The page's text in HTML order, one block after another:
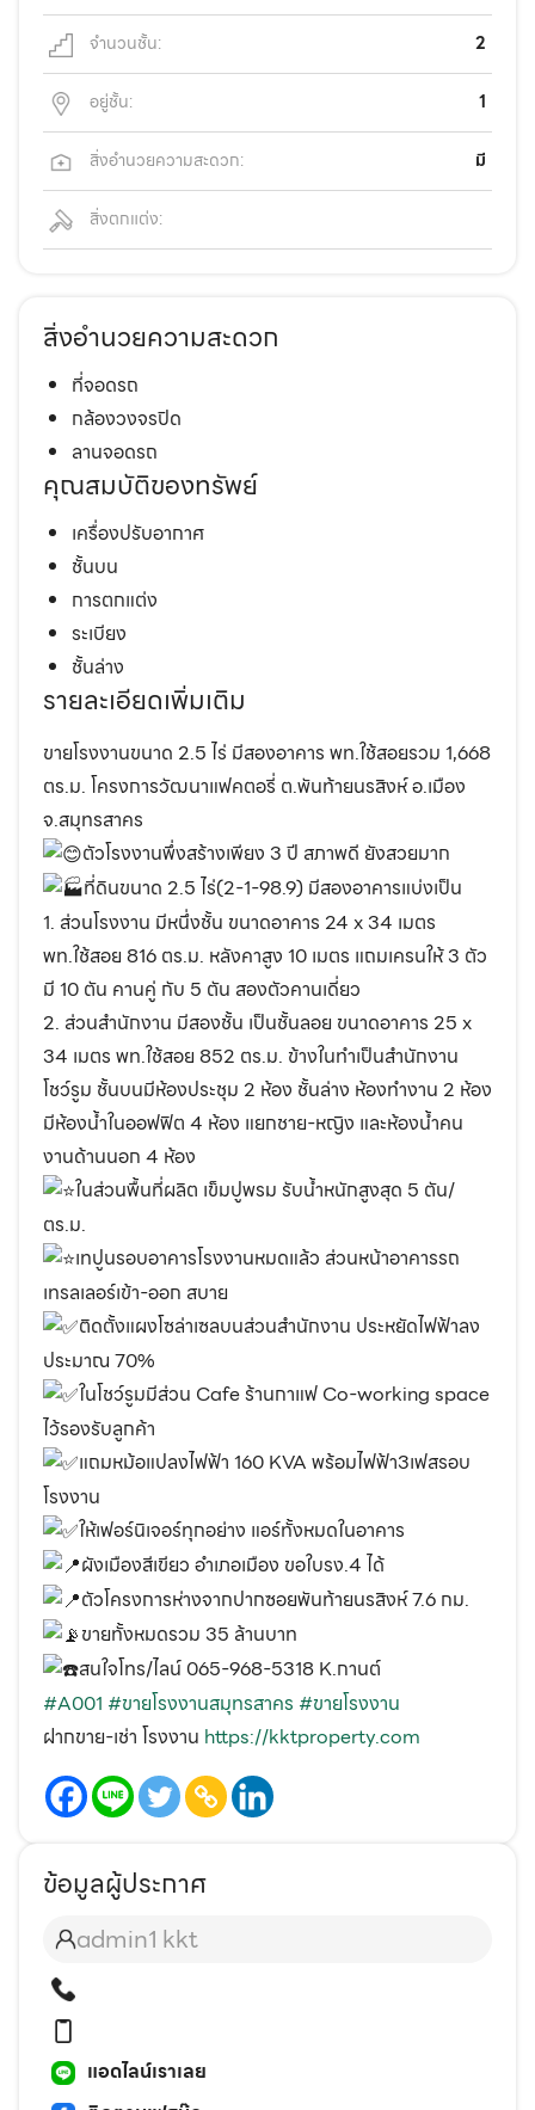
จำนวนชั้น: 2
อยู่ชั้น: 1
สิ่งอำนวยความสะดวก: มี
สิ่งตกแต่ง:
สิ่งอำนวยความสะดวก
ที่จอดรถ
กล้องวงจรปิด
ลานจอดรถ
คุณสมบัติของทรัพย์
เครื่องปรับอากาศ
ชั้นบน
การตกแต่ง
ระเบียง
ชั้นล่าง
รายละเอียดเพิ่มเติม
ขายโรงงานขนาด 2.5 ไร่ มีสองอาคาร พท.ใช้สอยรวม 1,668
ตร.ม. โครงการวัฒนาแฟคตอรี่ ต.พันท้ายนรสิงห์ อ.เมือง
จ.สมุทรสาคร
ตัวโรงงานพึ่งสร้างเพียง 3 ปี สภาพดี ยังสวยมาก
ที่ดินขนาด 2.5 ไร่(2-1-98.9) มีสองอาคารแบ่งเป็น
1. ส่วนโรงงาน มีหนึ่งชั้น ขนาดอาคาร 24 x 34 เมตร
พท.ใช้สอย 816 ตร.ม. หลังคาสูง 10 เมตร แถมเครนให้ 3 ตัว
มี 10 ตัน คานคู่ กับ 5 ตัน สองตัวคานเดี่ยว
2. ส่วนสำนักงาน มีสองชั้น เป็นชั้นลอย ขนาดอาคาร 25 x
34 เมตร พท.ใช้สอย 852 ตร.ม. ข้างในทำเป็นสำนักงาน
โชว์รูม ชั้นบนมีห้องประชุม 2 ห้อง ชั้นล่าง ห้องทำงาน 2 ห้อง
มีห้องน้ำในออฟฟิต 4 ห้อง แยกชาย-หญิง และห้องน้ำคน
งานด้านนอก 4 ห้อง
ในส่วนพื้นที่ผลิต เข็มปูพรม รับน้ำหนักสูงสุด 5 ตัน/
ตร.ม.
เทปูนรอบอาคารโรงงานหมดแล้ว ส่วนหน้าอาคารรถ
เทรลเลอร์เข้า-ออก สบาย
ติดตั้งแผงโซล่าเซลบนส่วนสำนักงาน ประหยัดไฟฟ้าลง
ประมาณ 70%
ในโชว์รูมมีส่วน Cafe ร้านกาแฟ Co-working space
ไว้รองรับลูกค้า
แถมหม้อแปลงไฟฟ้า 160 KVA พร้อมไฟฟ้า3เฟสรอบ
โรงงาน
ให้เฟอร์นิเจอร์ทุกอย่าง แอร์ทั้งหมดในอาคาร
ผังเมืองสีเขียว อำเภอเมือง ขอใบรง.4 ได้
ตัวโครงการห่างจากปากซอยพันท้ายนรสิงห์ 7.6 กม.
ขายทั้งหมดรวม 35 ล้านบาท
สนใจโทร/ไลน์ 065-968-5318 K.กานต์
#A001 #ขายโรงงานสมุทรสาคร #ขายโรงงาน
ฝากขาย-เช่า โรงงาน https://kktproperty.com
ข้อมูลผู้ประกาศ
admin1 kkt
แอดไลน์เราเลย